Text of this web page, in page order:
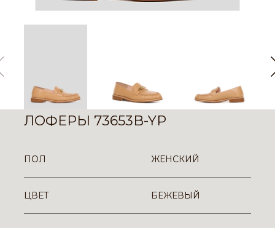
ЛОФЕРЫ 73653B-YP
ПОЛ ЖЕНСКИЙ
ЦВЕТ БЕЖЕВЫЙ